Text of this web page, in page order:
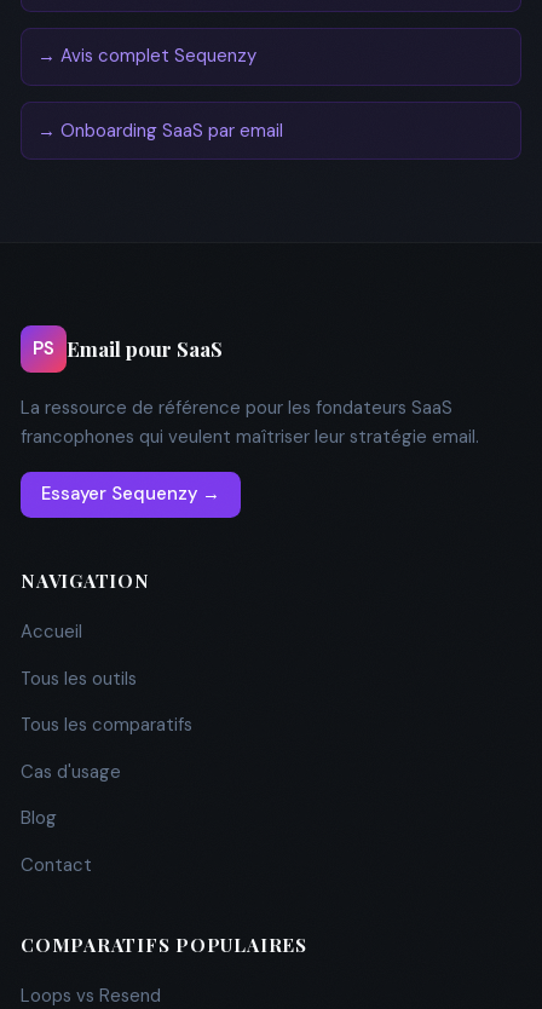
→ Avis complet Sequenzy
→ Onboarding SaaS par email
PS Email pour SaaS
La ressource de référence pour les fondateurs SaaS
francophones qui veulent maîtriser leur stratégie email.
Essayer Sequenzy →
NAVIGATION
Accueil
Tous les outils
Tous les comparatifs
Cas d'usage
Blog
Contact
COMPARATIFS POPULAIRES
Loops vs Resend